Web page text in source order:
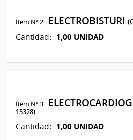
Ítem Nº 2 ELECTROBISTURI
Cantidad: 1,00 UNIDAD
Ítem Nº 3
15328)
Cantidad: 1,00 UNIDAD